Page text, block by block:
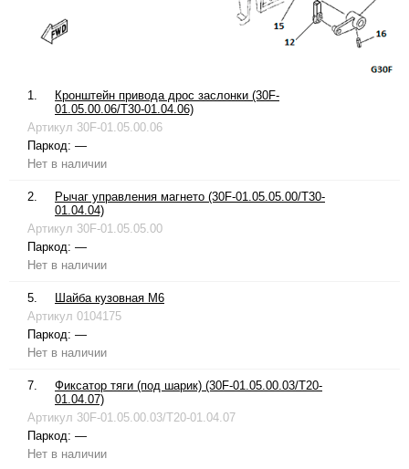
1.
Кронштейн привода дрос заслонки (30F-
01.05.00.06/T30-01.04.06)
Артикул 30F-01.05.00.06
Паркод: —
Нет в наличии
2.
Рычаг управления магнето (30F-01.05.05.00/T30-
01.04.04)
Артикул 30F-01.05.05.00
Паркод: —
Нет в наличии
5.
Шайба кузовная М6
Артикул 0104175
Паркод: —
Нет в наличии
7.
Фиксатор тяги (под шарик) (30F-01.05.00.03/T20-
01.04.07)
Артикул 30F-01.05.00.03/T20-01.04.07
Паркод: —
Нет в наличии